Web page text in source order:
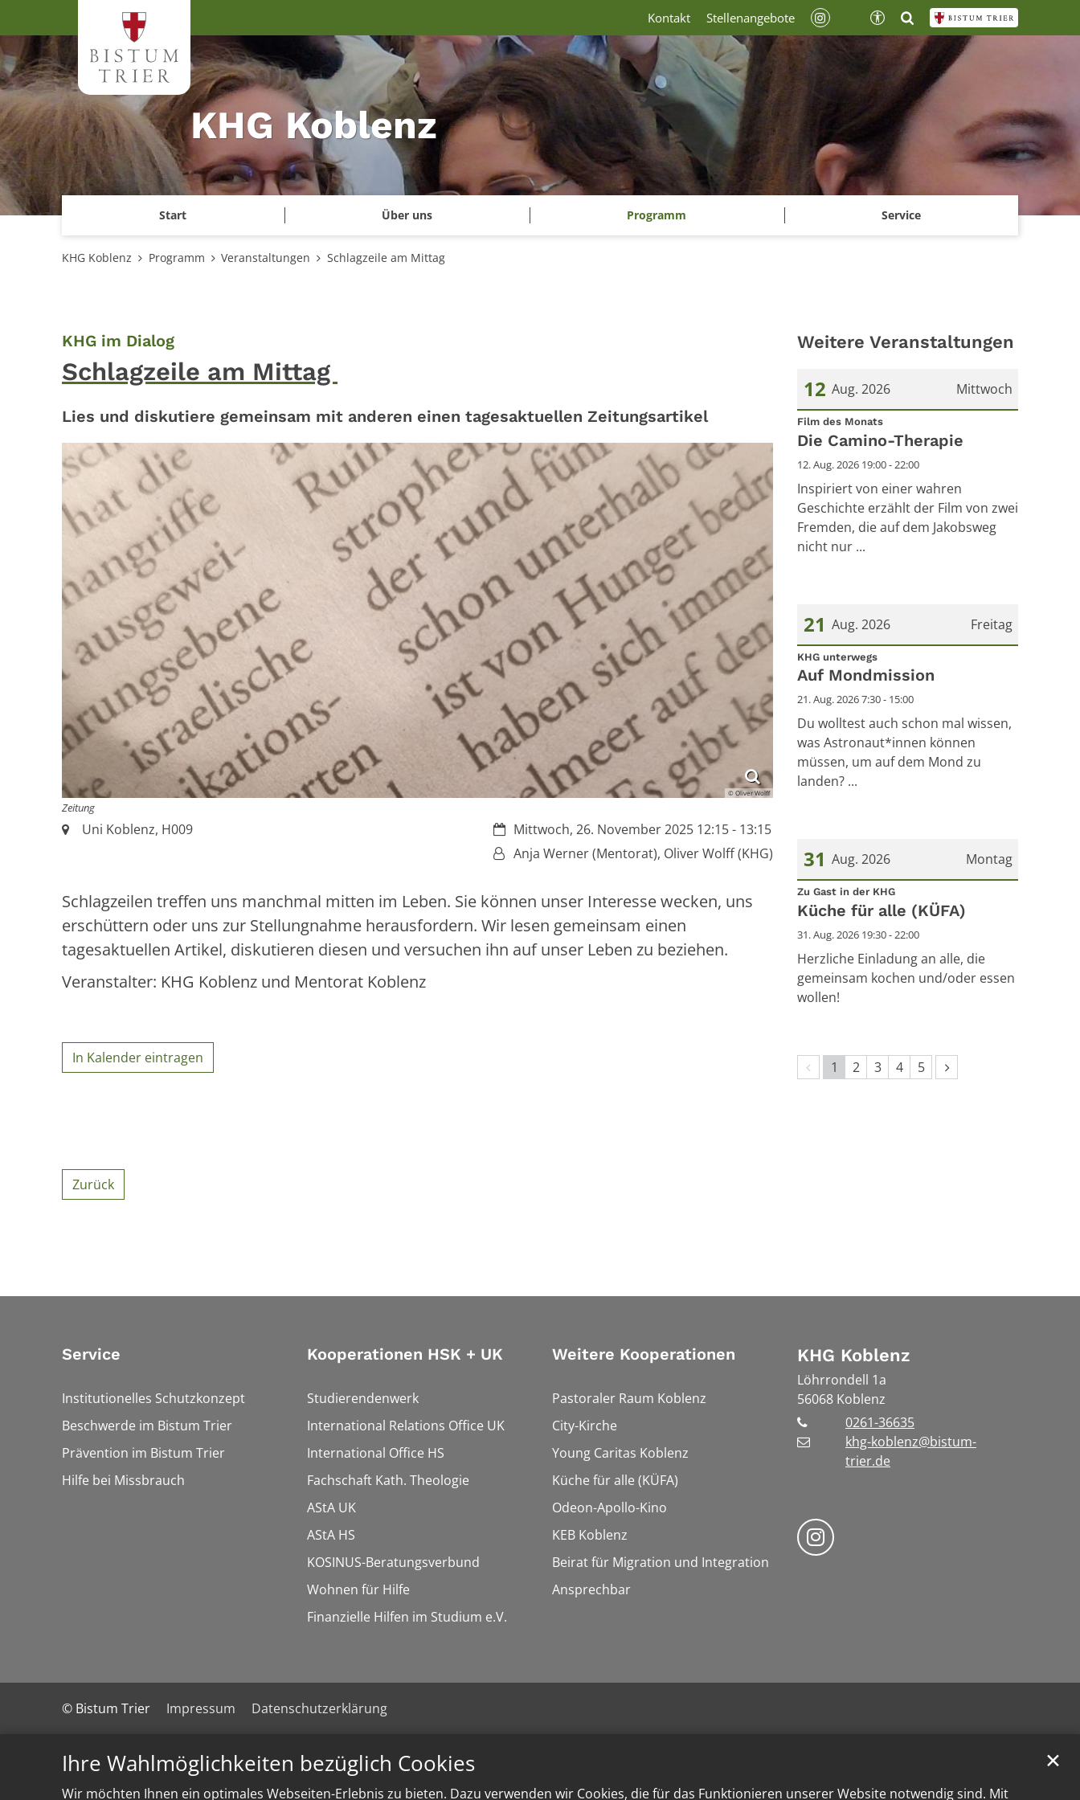
Ihre Wahlmöglichkeiten bezüglich Cookies
Wir möchten Ihnen ein optimales Webseiten-Erlebnis zu bieten. Dazu verwenden wir Cookies, die für das Funktionieren unserer Website notwendig sind. Mit
✕
KHG Koblenz
Start Über uns Programm Service
Kontakt Stellenangebote
KHG Koblenz Programm Veranstaltungen Schlagzeile am Mittag
KHG im Dialog:
Schlagzeile am Mittag
Lies und diskutiere gemeinsam mit anderen einen tagesaktuellen Zeitungsartikel
© Oliver Wolff
Zeitung
Datum:Mittwoch, 26. November 2025 12:15 - 13:15
Von:Anja Werner (Mentorat), Oliver Wolff (KHG)
Ort:Uni Koblenz, H009
Schlagzeilen treffen uns manchmal mitten im Leben. Sie können unser Interesse wecken, uns
erschüttern oder uns zur Stellungnahme herausfordern. Wir lesen gemeinsam einen
tagesaktuellen Artikel, diskutieren diesen und versuchen ihn auf unser Leben zu beziehen.
Veranstalter: KHG Koblenz und Mentorat Koblenz
In Kalender eintragen
Weitere Veranstaltungen
Mittwoch
12 Aug. 2026
Datum: 12. August 2026
Film des Monats:
Die Camino-Therapie
12. Aug. 2026 19:00 - 22:00
Inspiriert von einer wahren
Geschichte erzählt der Film von zwei
Fremden, die auf dem Jakobsweg
nicht nur ...
Freitag
21 Aug. 2026
Datum: 21. August 2026
KHG unterwegs:
Auf Mondmission
21. Aug. 2026 7:30 - 15:00
Du wolltest auch schon mal wissen,
was Astronaut*innen können
müssen, um auf dem Mond zu
landen? ...
Montag
31 Aug. 2026
Datum: 31. August 2026
Zu Gast in der KHG:
Küche für alle (KÜFA)
31. Aug. 2026 19:30 - 22:00
Herzliche Einladung an alle, die
gemeinsam kochen und/oder essen
wollen!
Vorherige Seite
1 2 3 4 5 Nächste Seite
Zurück
Service
Institutionelles Schutzkonzept
Beschwerde im Bistum Trier
Prävention im Bistum Trier
Hilfe bei Missbrauch
Kooperationen HSK + UK
Studierendenwerk
International Relations Office UK
International Office HS
Fachschaft Kath. Theologie
AStA UK
AStA HS
KOSINUS-Beratungsverbund
Wohnen für Hilfe
Finanzielle Hilfen im Studium e.V.
Weitere Kooperationen
Pastoraler Raum Koblenz
City-Kirche
Young Caritas Koblenz
Küche für alle (KÜFA)
Odeon-Apollo-Kino
KEB Koblenz
Beirat für Migration und Integration
Ansprechbar
KHG Koblenz
Löhrrondell 1a
56068 Koblenz
0261-36635
khg-koblenz@bistum-
trier.de
Bistum Trier auf Instragram
© Bistum Trier Impressum Datenschutzerklärung